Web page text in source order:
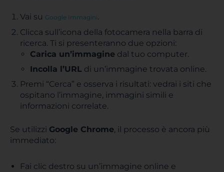
Vai su Google Immagini.
Clicca sull’icona della fotocamera nella barra di
ricerca. Ti si presenteranno due opzioni:
Carica un’immagine dal tuo computer.
Incolla l’URL di un’immagine trovata online.
Premi “Cerca” e osserva i risultati: vedrai i siti che
ospitano l’immagine, immagini simili e
informazioni correlate.
Se utilizzi Google Chrome, il processo è ancora più
immediato:
Fai clic destro su un’immagine online e